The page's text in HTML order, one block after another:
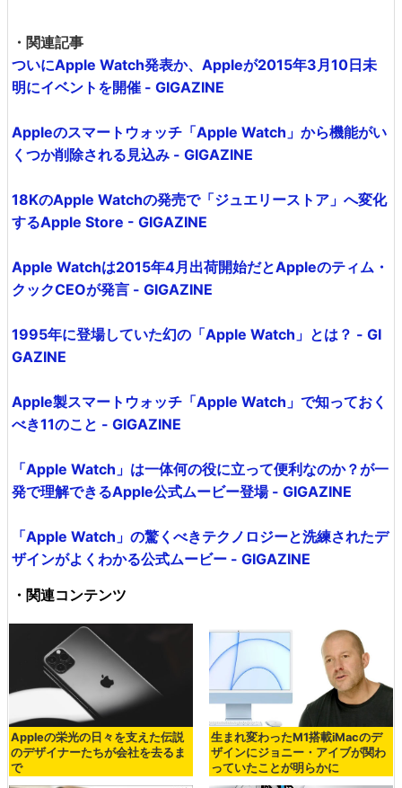
・関連記事
ついにApple Watch発表か、Appleが2015年3月10日未
明にイベントを開催 - GIGAZINE
Appleのスマートウォッチ「Apple Watch」から機能がい
くつか削除される見込み - GIGAZINE
18KのApple Watchの発売で「ジュエリーストア」へ変化
するApple Store - GIGAZINE
Apple Watchは2015年4月出荷開始だとAppleのティム・
クックCEOが発言 - GIGAZINE
1995年に登場していた幻の「Apple Watch」とは？ - GI
GAZINE
Apple製スマートウォッチ「Apple Watch」で知っておく
べき11のこと - GIGAZINE
「Apple Watch」は一体何の役に立って便利なのか？が一
発で理解できるApple公式ムービー登場 - GIGAZINE
「Apple Watch」の驚くべきテクノロジーと洗練されたデ
ザインがよくわかる公式ムービー - GIGAZINE
・関連コンテンツ
Appleの栄光の日々を支えた伝説
のデザイナーたちが会社を去るま
で
生まれ変わったM1搭載iMacのデ
ザインにジョニー・アイブが関わ
っていたことが明らかに